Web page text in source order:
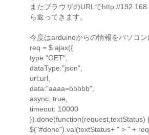
またブラウザのURLでhttp://
ら返ってきます。
今度はarduinoからの情報をパソコン
req = $.ajax({
type:"GET",
dataType:"json",
url:url,
data:"aaaa=bbbbb",
async: true,
timeout: 10000
}).done(function(request,textStatus)
$("#done").val(textStatus+ " > " +